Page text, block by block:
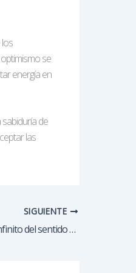
los
se
energía en
sabiduría de
las
SIGUIENTE
Vivir y Amar: El ciclo infinito del sentido de la vida